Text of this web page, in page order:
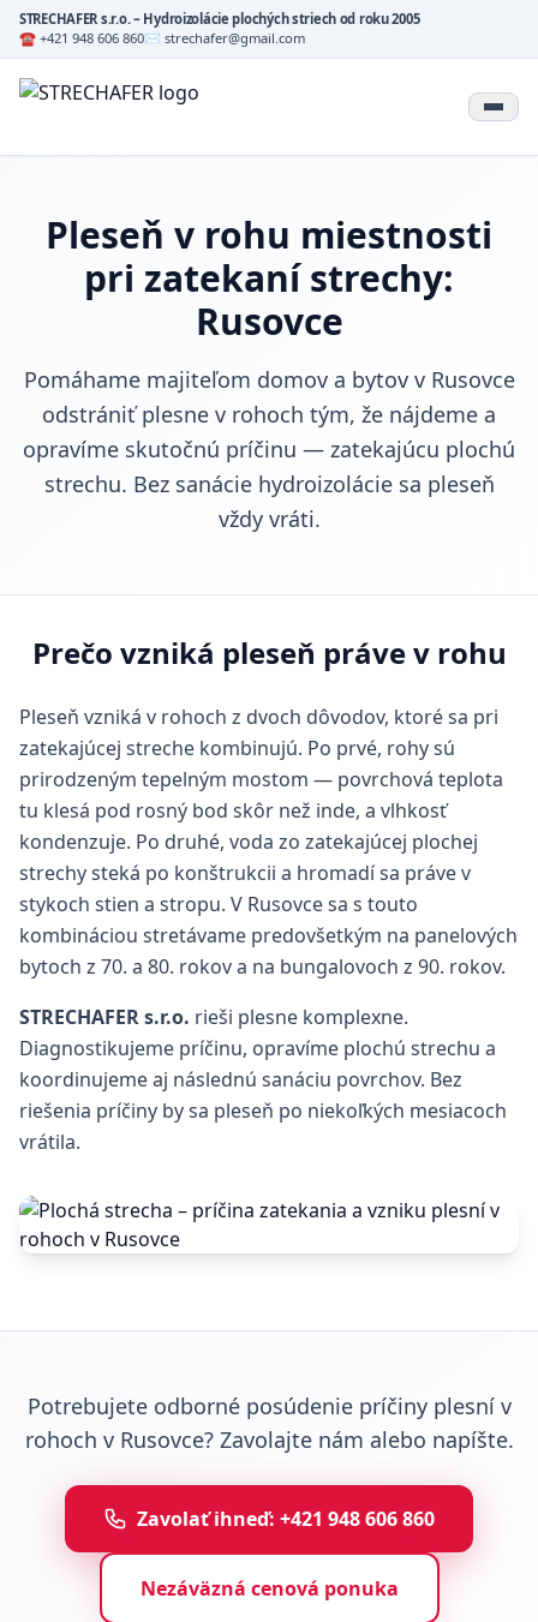
STRECHAFER s.r.o. – Hydroizolácie plochých striech od roku 2005
☎ +421 948 606 860✉ strechafer@gmail.com
Pleseň v rohu miestnosti
pri zatekaní strechy:
Rusovce
Pomáhame majiteľom domov a bytov v Rusovce
odstrániť plesne v rohoch tým, že nájdeme a
opravíme skutočnú príčinu — zatekajúcu plochú
strechu. Bez sanácie hydroizolácie sa pleseň
vždy vráti.
Prečo vzniká pleseň práve v rohu
Pleseň vzniká v rohoch z dvoch dôvodov, ktoré sa pri
zatekajúcej streche kombinujú. Po prvé, rohy sú
prirodzeným tepelným mostom — povrchová teplota
tu klesá pod rosný bod skôr než inde, a vlhkosť
kondenzuje. Po druhé, voda zo zatekajúcej plochej
strechy steká po konštrukcii a hromadí sa práve v
stykoch stien a stropu. V Rusovce sa s touto
kombináciou stretávame predovšetkým na panelových
bytoch z 70. a 80. rokov a na bungalovoch z 90. rokov.
STRECHAFER s.r.o. rieši plesne komplexne.
Diagnostikujeme príčinu, opravíme plochú strechu a
koordinujeme aj následnú sanáciu povrchov. Bez
riešenia príčiny by sa pleseň po niekoľkých mesiacoch
vrátila.
Potrebujete odborné posúdenie príčiny plesní v
rohoch v Rusovce? Zavolajte nám alebo napíšte.
Zavolať ihneď: +421 948 606 860
Nezáväzná cenová ponuka